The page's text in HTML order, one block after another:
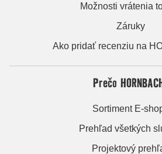
Možnosti vrátenia
Záruky
Ako pridať recenziu na
Prečo
Sortiment E-
Prehľad všetkých
Projektový